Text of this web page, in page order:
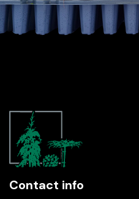
Contact info